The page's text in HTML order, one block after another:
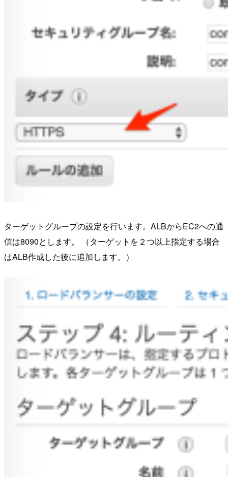
ターゲットグループの設定を行います。ALBからEC2への通
信は8090とします。 （ターゲットを２つ以上指定する場合
はALB作成した後に追加します。）